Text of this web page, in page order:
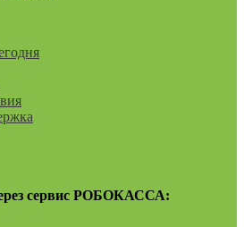
сервис РОБОКАССА: